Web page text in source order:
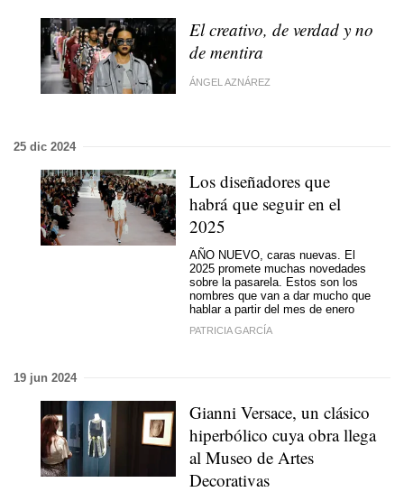
El creativo, de verdad y no
de mentira
ÁNGEL AZNÁREZ
25 dic 2024
Los diseñadores que
habrá que seguir en el
2025
AÑO NUEVO, caras nuevas. El
2025 promete muchas novedades
sobre la pasarela. Estos son los
nombres que van a dar mucho que
hablar a partir del mes de enero
PATRICIA GARCÍA
19 jun 2024
Gianni Versace, un clásico
hiperbólico cuya obra llega
al Museo de Artes
Decorativas